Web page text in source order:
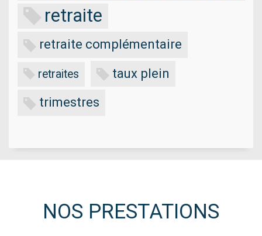
retraite
retraite complémentaire
retraites
taux plein
trimestres
NOS PRESTATIONS